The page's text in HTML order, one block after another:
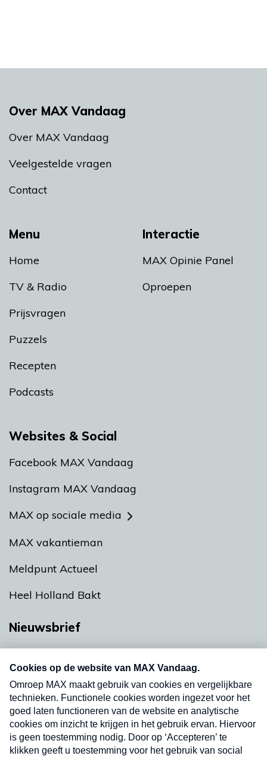
Menu
Home
TV & Radio
Prijsvragen
Puzzels
Recepten
Podcasts
Interactie
MAX Opinie Panel
Oproepen
Over MAX Vandaag
Over MAX Vandaag
Veelgestelde vragen
Contact
Websites & Social
Facebook MAX Vandaag
Instagram MAX Vandaag
MAX op sociale media
MAX vakantieman
Meldpunt Actueel
Heel Holland Bakt
Nieuwsbrief
nieuwsbrief. Elke vrijdag- en dinsdagochtend in
uw mailbox.
Verzend